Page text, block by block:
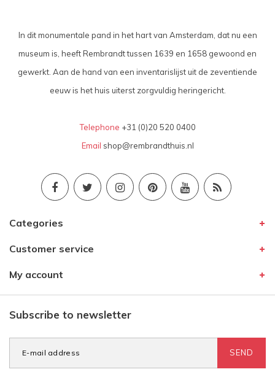
In dit monumentale pand in het hart van Amsterdam, dat nu een
museum is, heeft Rembrandt tussen 1639 en 1658 gewoond en
gewerkt. Aan de hand van een inventarislijst uit de zeventiende
eeuw is het huis uiterst zorgvuldig heringericht.
Telephone +31 (0)20 520 0400
Email shop@rembrandthuis.nl
Categories
Customer service
My account
Subscribe to newsletter
SEND